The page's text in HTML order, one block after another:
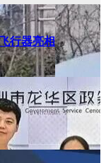
行器亮相